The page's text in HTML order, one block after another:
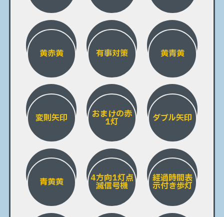
黄赤黄 有事対策 黄青黄
変則矢印 おまけの赤
1灯 ダブル矢印
青黄黄 4方向1灯点
滅信号機
経過時間表
示付き歩灯